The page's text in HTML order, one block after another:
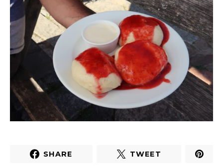
SHARE TWEET